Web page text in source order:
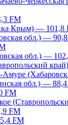
FM
Крым) — 101,8
обл.) —
обл.) —
Амуре
обл.) —
FM
FM
FM